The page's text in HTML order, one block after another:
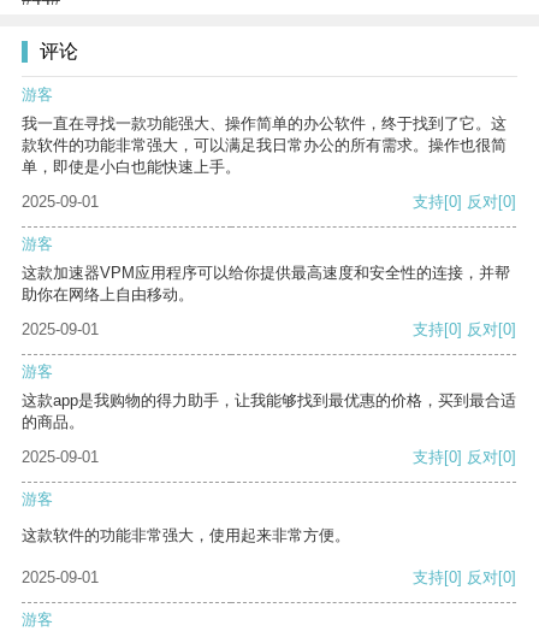
评论
游客
我一直在寻找一款功能强大、操作简单的办公软件，终于找到了它。这
款软件的功能非常强大，可以满足我日常办公的所有需求。操作也很简
单，即使是小白也能快速上手。
2025-09-01
支持[0] 反对[0]
游客
这款加速器VPM应用程序可以给你提供最高速度和安全性的连接，并帮
助你在网络上自由移动。
2025-09-01
支持[0] 反对[0]
游客
这款app是我购物的得力助手，让我能够找到最优惠的价格，买到最合适
的商品。
2025-09-01
支持[0] 反对[0]
游客
这款软件的功能非常强大，使用起来非常方便。
2025-09-01 支持[0] 反对[0]
游客